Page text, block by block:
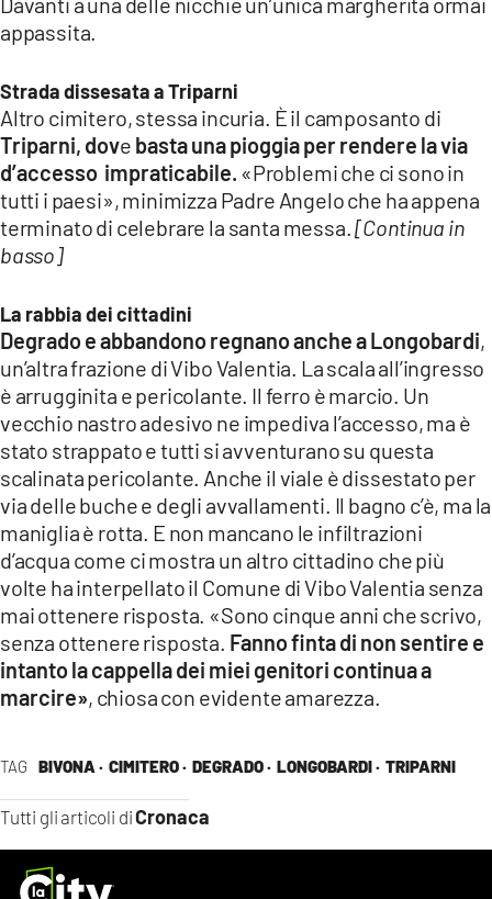
TAG BIVONA · CIMITERO · DEGRADO · LONGOBARDI · TRIPARNI
Tutti gli articoli diCronaca
appassita.
Strada dissesata a Triparni
Altro cimitero, stessa incuria. È il camposanto di
Triparni, dove basta una pioggia per rendere la via
d’accesso impraticabile. «Problemi che ci sono in
tutti i paesi», minimizza Padre Angelo che ha appena
terminato di celebrare la santa messa.[Continua in
basso]
La rabbia dei cittadini
Degrado e abbandono regnano anche a Longobardi,
un’altra frazione di Vibo Valentia. La scala all’ingresso
è arrugginita e pericolante. Il ferro è marcio. Un
vecchio nastro adesivo ne impediva l’accesso, ma è
stato strappato e tutti si avventurano su questa
scalinata pericolante. Anche il viale è dissestato per
via delle buche e degli avvallamenti. Il bagno c’è, ma la
maniglia è rotta. E non mancano le infiltrazioni
d’acqua come ci mostra un altro cittadino che più
volte ha interpellato il Comune di Vibo Valentia senza
mai ottenere risposta. «Sono cinque anni che scrivo,
senza ottenere risposta. Fanno finta di non sentire e
intanto la cappella dei miei genitori continua a
marcire», chiosa con evidente amarezza.